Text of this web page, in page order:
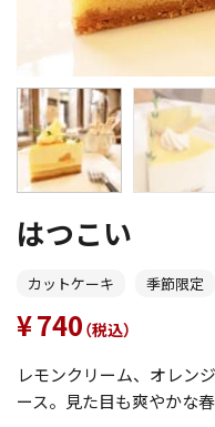
はつこい
カットケーキ 季節限定
740（税込）
レモンクリーム、オレン
ース。見た目も爽やかな